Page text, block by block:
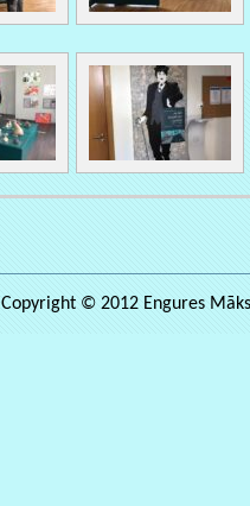
Copyright © 2012 Engures